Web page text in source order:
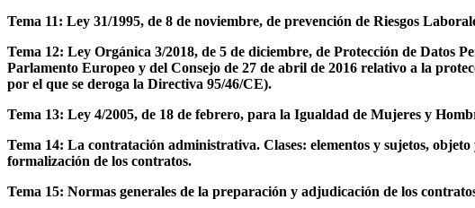
Tema 11: Ley 31/1995, de 8 de noviembre, de prevención de Riesgos
Tema 12: Ley Orgánica 3/2018, de 5 de diciembre, de Protección de Datos
Parlamento Europeo y del Consejo de 27 de abril de 2016 relativo a la
por el que se deroga la Directiva 95/46/CE).
Tema 13: Ley 4/2005, de 18 de febrero, para la Igualdad de Mujeres y
Tema 14: La contratación administrativa. Clases: elementos y sujetos,
formalización de los contratos.
Tema 15: Normas generales de la preparación y adjudicación de los